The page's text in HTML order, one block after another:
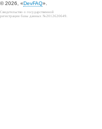
© 2026, «DevFAQ».
Свидетельство о государственной
регистрации базы данных №2012620649.